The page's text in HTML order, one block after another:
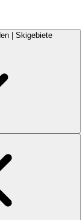
| Skigebiete